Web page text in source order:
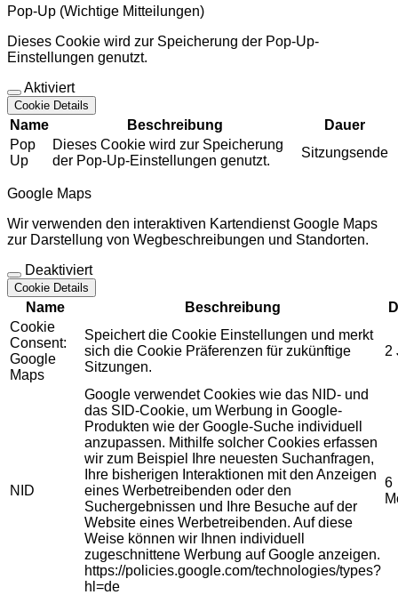
Pop-Up (Wichtige Mitteilungen)
Dieses Cookie wird zur Speicherung der Pop-Up-
Einstellungen genutzt.
Aktiviert
Cookie Details
Name Beschreibung
Dauer
Pop
Up
Dieses Cookie wird zur Speicherung
der Pop-Up-Einstellungen genutzt.
Sitzungsende
Google Maps
Wir verwenden den interaktiven Kartendienst Google Maps
zur Darstellung von Wegbeschreibungen und Standorten.
Deaktiviert
Cookie Details
Name Beschreibung
Cookie
Consent:
Google
Maps
Speichert die Cookie Einstellungen und merkt
sich die Cookie Präferenzen für zukünftige
Sitzungen.
2
NID
Google verwendet Cookies wie das NID- und
das SID-Cookie, um Werbung in Google-
Produkten wie der Google-Suche individuell
anzupassen. Mithilfe solcher Cookies erfassen
wir zum Beispiel Ihre neuesten Suchanfragen,
Ihre bisherigen Interaktionen mit den Anzeigen
eines Werbetreibenden oder den
Suchergebnissen und Ihre Besuche auf der
Website eines Werbetreibenden. Auf diese
Weise können wir Ihnen individuell
zugeschnittene Werbung auf Google anzeigen.
https://policies.google.com/technologies/types?
hl=de
6